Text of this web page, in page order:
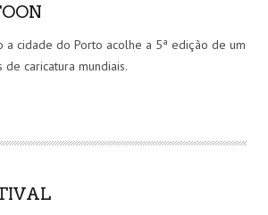
a cidade do Porto acolhe a 5ª edição de um
caricatura mundiais.